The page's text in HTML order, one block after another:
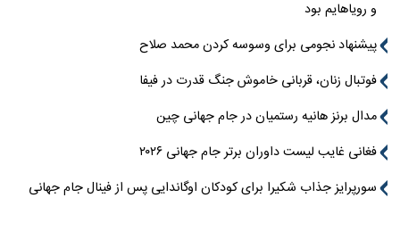
و رویاهایم بود
پیشنهاد نجومی برای وسوسه کردن محمد صلاح
فوتبال زنان، قربانی خاموش جنگ قدرت در فیفا
مدال برنز هانیه رستمیان در جام جهانی چین
فغانی غایب لیست داوران برتر جام جهانی ۲۰۲۶
سورپرایز جذاب شکیرا برای کودکان اوگاندایی پس از فینال جام جهانی